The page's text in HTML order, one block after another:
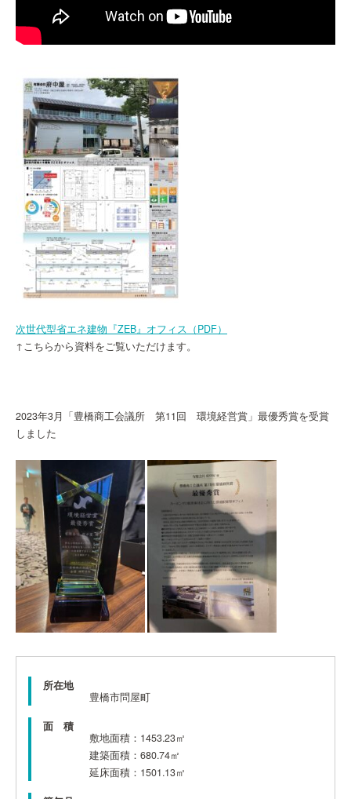
CASE
不動産情報
REAL
ESTATE
お知らせ
TOPICS
採用情報
RECRUIT
会社概要
COMPANY
次世代型省エネ建物『ZEB』オフィス（PDF）
↑こちらから資料をご覧いただけます。
2023年3月「豊橋商工会議所 第11回 環境経営賞」最優秀賞を受賞
しました
所在地
豊橋市問屋町
面 積
敷地面積：1453.23㎡
建築面積：680.74㎡
延床面積：1501.13㎡